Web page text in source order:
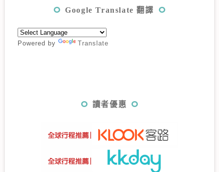
Google Translate 翻譯
Powered by Translate
讀者優惠